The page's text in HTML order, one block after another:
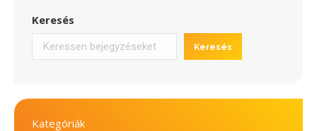
Keresés
Keresés
Kategóriák